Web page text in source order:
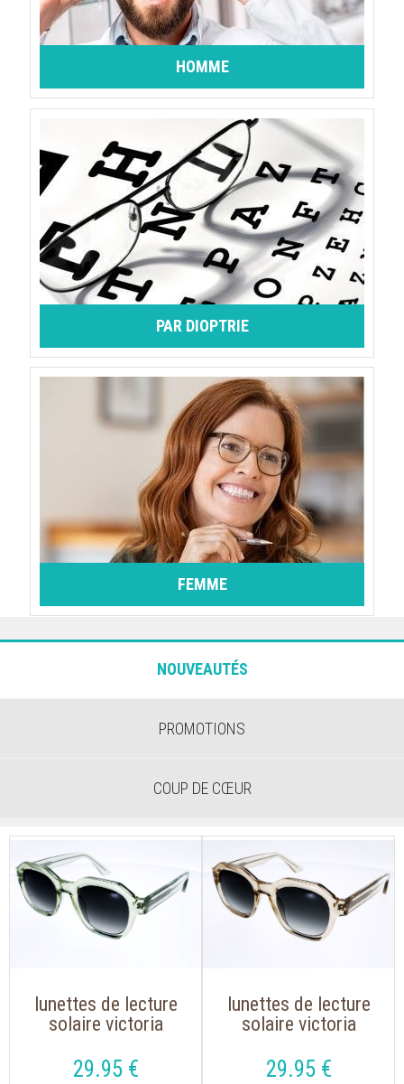
HOMME
PAR DIOPTRIE
FEMME
NOUVEAUTÉS
PROMOTIONS
COUP DE CŒUR
lunettes de lecture
solaire victoria
translucide
29.95 €
lunettes de lecture
solaire victoria
translucide
29.95 €